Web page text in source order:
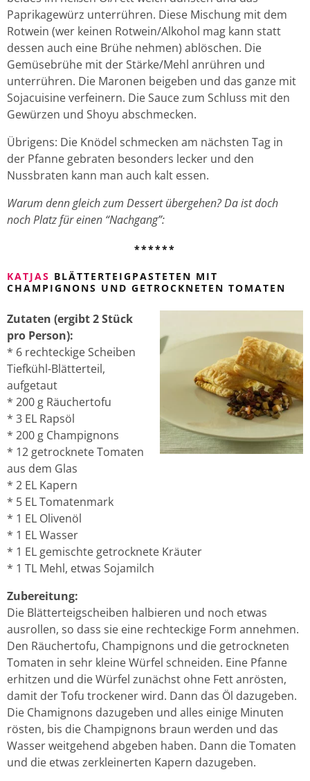
Paprikagewürz unterrühren. Diese Mischung mit dem
Rotwein (wer keinen Rotwein/Alkohol mag kann statt
dessen auch eine Brühe nehmen) ablöschen. Die
Gemüsebrühe mit der Stärke/Mehl anrühren und
unterrühren. Die Maronen beigeben und das ganze mit
Sojacuisine verfeinern. Die Sauce zum Schluss mit den
Gewürzen und Shoyu abschmecken.
Übrigens: Die Knödel schmecken am nächsten Tag in
der Pfanne gebraten besonders lecker und den
Nussbraten kann man auch kalt essen.
Warum denn gleich zum Dessert übergehen? Da ist doch
noch Platz für einen “Nachgang”:
******
KATJAS BLÄTTERTEIGPASTETEN MIT
CHAMPIGNONS UND GETROCKNETEN TOMATEN
Zutaten (ergibt 2 Stück
pro Person):
* 6 rechteckige Scheiben
Tiefkühl-Blätterteil,
aufgetaut
* 200 g Räuchertofu
* 3 EL Rapsöl
* 200 g Champignons
* 12 getrocknete Tomaten
aus dem Glas
* 2 EL Kapern
* 5 EL Tomatenmark
* 1 EL Olivenöl
* 1 EL Wasser
* 1 EL gemischte getrocknete Kräuter
* 1 TL Mehl, etwas Sojamilch
Zubereitung:
Die Blätterteigscheiben halbieren und noch etwas
ausrollen, so dass sie eine rechteckige Form annehmen.
Den Räuchertofu, Champignons und die getrockneten
Tomaten in sehr kleine Würfel schneiden. Eine Pfanne
erhitzen und die Würfel zunächst ohne Fett anrösten,
damit der Tofu trockener wird. Dann das Öl dazugeben.
Die Chamignons dazugeben und alles einige Minuten
rösten, bis die Champignons braun werden und das
Wasser weitgehend abgeben haben. Dann die Tomaten
und die etwas zerkleinerten Kapern dazugeben.